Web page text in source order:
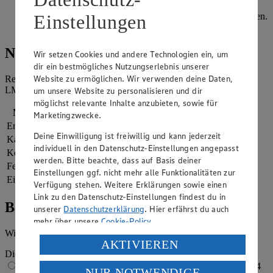
Den Joghurt mit dem Schmand und dem Abrieb sowie dem
Saft der Orange verrühren und zu den Pfannkuchen servieren.
Mit Zimt bestäuben und genießen.
Nährwerte
Referenzmenge für einen durchschnittlichen Erwachsenen laut
LMIV (8.400 kJ/2.000 kcal).
Nährwerte
pro Portion
Energie
Kalorien
601 kcal (30 %)
Kohlenhydrate 80 g
Fett
21 g
Eiweiß
19 g
Bewertung
Wie hat es dir geschmeckt?
Die Bewertung wird automatisch gespeichert
4
Einstellungen
Wir setzen Cookies und andere Technologien ein, um
dir ein bestmögliches Nutzungserlebnis unserer
Website zu ermöglichen. Wir verwenden deine Daten,
um unsere Website zu personalisieren und dir
möglichst relevante Inhalte anzubieten, sowie für
Marketingzwecke.
Deine Einwilligung ist freiwillig und kann jederzeit
individuell in den Datenschutz-Einstellungen angepasst
werden. Bitte beachte, dass auf Basis deiner
Einstellungen ggf. nicht mehr alle Funktionalitäten zur
Verfügung stehen. Weitere Erklärungen sowie einen
Link zu den Datenschutz-Einstellungen findest du in
unserer Datenschutzerklärung. Hier erfährst du auch
mehr über unsereCookie-Policy.
Verarbeitung deiner personenbezogenen Daten in den
USA durch Facebook und YouTube:
AKTIVIEREN